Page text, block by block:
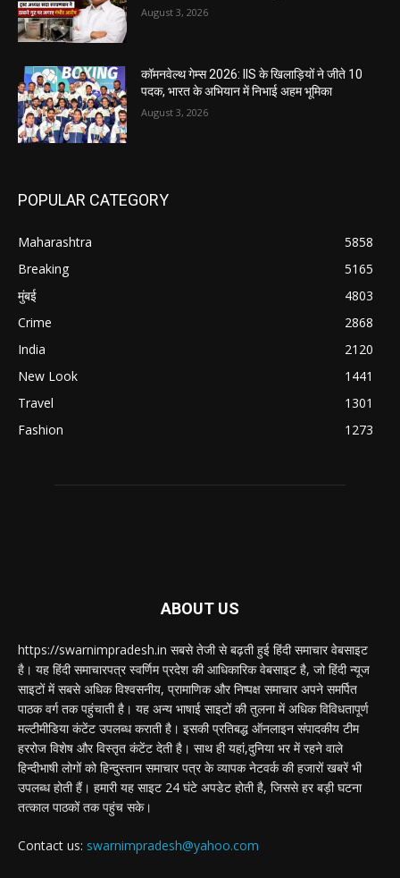
August 3, 2026
कॉमनवेल्थ गेम्स 2026: IIS के खिलाड़ियों ने जीते 10
पदक, भारत के अभियान में निभाई अहम भूमिका
August 3, 2026
POPULAR CATEGORY
Maharashtra
5858
Breaking
5165
मुंबई
4803
Crime
2868
India
2120
New Look
1441
Travel
1301
Fashion
1273
ABOUT US
https://swarnimpradesh.in सबसे तेजी से बढ़ती हुई हिंदी समाचार वेबसाइट
है। यह हिंदी समाचारपत्र स्वर्णिम प्रदेश की आधिकारिक वेबसाइट है, जो हिंदी न्यूज
साइटों में सबसे अधिक विश्वसनीय, प्रामाणिक और निष्पक्ष समाचार अपने समर्पित
पाठक वर्ग तक पहुंचाती है। यह अन्य भाषाई साइटों की तुलना में अधिक विविधतापूर्ण
मल्टीमीडिया कंटेंट उपलब्ध कराती है। इसकी प्रतिबद्ध ऑनलाइन संपादकीय टीम
हररोज विशेष और विस्तृत कंटेंट देती है। साथ ही यहां,दुनिया भर में रहने वाले
हिन्दीभाषी लोगों को हिन्दुस्तान समाचार पत्र के व्यापक नेटवर्क की हजारों खबरें भी
उपलब्ध होती हैं। हमारी यह साइट 24 घंटे अपडेट होती है, जिससे हर बड़ी घटना
तत्काल पाठकों तक पहुंच सके।
Contact us: swarnimpradesh@yahoo.com